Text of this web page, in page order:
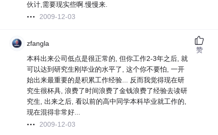
伙计,需要现实些啊.慢慢来.
2009-12-03
zfangla
本科出来公司低点是很正常的, 但你工作2-3年之后, 就
可以达到研究生刚毕业的水平了, 这个你不要怕, 一开
始出来最重要的是积累工作经验... 反而我觉得现在研
究生很杯具, 浪费了时间浪费了金钱浪费了经验去读研
究生, 出来之后, 看以前的高中同学本科毕业就工作的,
现在混得非常好...
2009-12-03
赞